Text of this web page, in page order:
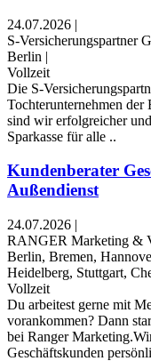
24.07.2026 |
S-Versicherungspartner
Berlin |
Vollzeit
Die S-
Tochterunternehmen der
sind wir erfolgreicher
Sparkasse für alle ..
Kundenberater
Außendienst
24.07.2026 |
RANGER Marketing &
Berlin, Bremen,
Heidelberg, Stuttgart,
Vollzeit
Du arbeitest gerne mit
vorankommen? Dann
bei Ranger
Geschäftskunden